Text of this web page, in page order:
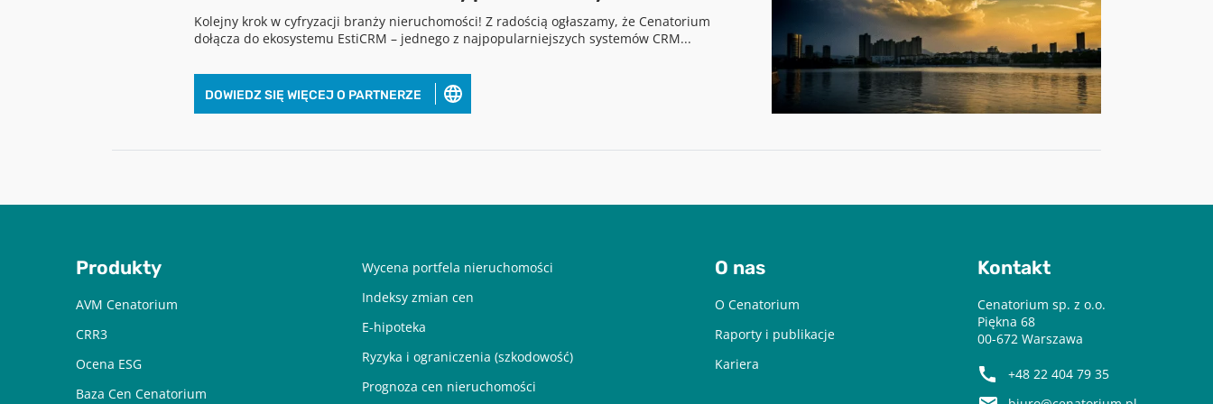
Kolejny krok w cyfryzacji branży nieruchomości! Z radością ogłaszamy, że Cenatorium
dołącza do ekosystemu EstiCRM – jednego z najpopularniejszych systemów CRM...
DOWIEDZ SIĘ WIĘCEJ O PARTNERZE
Cenatorium Sp. z o.o. z siedzibą w Warszawie. Mam świadomość, że mogę
zrezygnować z subskrypcji w każdej chwili. Więcej informacji o
Produkty
AVM Cenatorium
CRR3
Ocena ESG
Baza Cen Cenatorium
Wycena portfela nieruchomości
Indeksy zmian cen
E-hipoteka
Ryzyka i ograniczenia (szkodowość)
Prognoza cen nieruchomości
O nas
O Cenatorium
Raporty i publikacje
Kariera
Kontakt
Cenatorium sp. z o.o.
Piękna 68
00-672 Warszawa
+48 22 404 79 35